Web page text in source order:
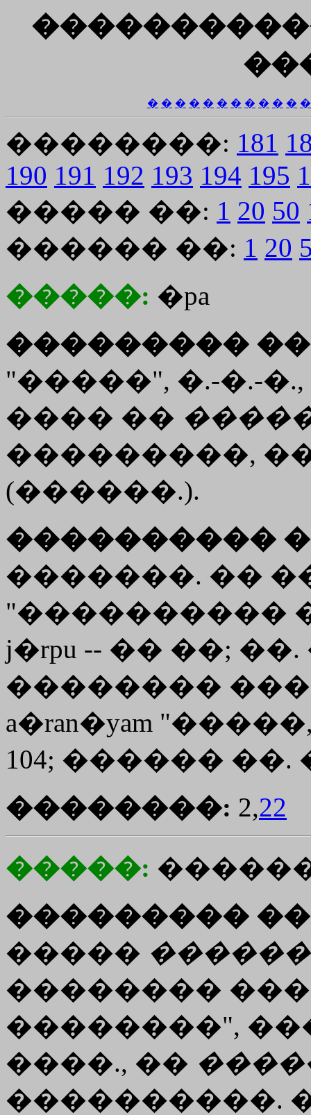
� � � � � � � � � � � �
��������: 181
190 191 192 193 194 195
����� ��: 1 20 50
������ ��: 1 20
�����: �pa
���������
"�����", �.-�.-
���� ��
���������,
(������.).
����������
�������. ��
"����������
j�rpu -- �� ��; ��.
��������
a�ran�yam
104; ������ ��.
��������: 2,22
�����:
���������
�����
��������
��������",
����., ��
����������.